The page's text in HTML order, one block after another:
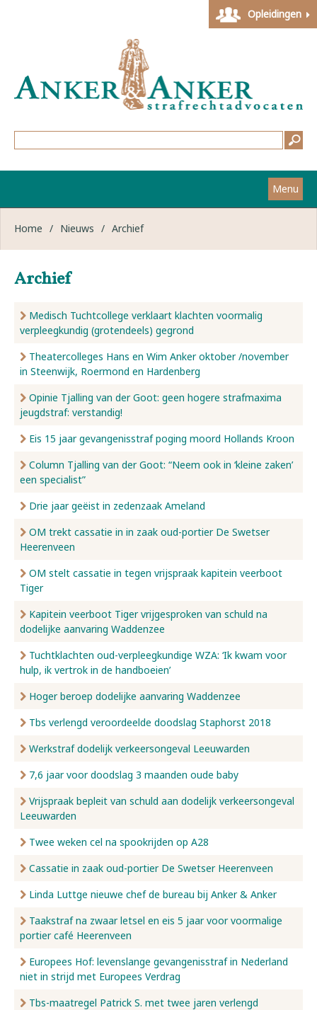
Opleidingen
Menu
Home
Strafzaken
Werkwijze
Nieuws
Over ons
Contact
Home / Nieuws / Archief
Archief
Medisch Tuchtcollege verklaart klachten voormalig
verpleegkundig (grotendeels) gegrond
Theatercolleges Hans en Wim Anker oktober /november
in Steenwijk, Roermond en Hardenberg
Opinie Tjalling van der Goot: geen hogere strafmaxima
jeugdstraf: verstandig!
Eis 15 jaar gevangenisstraf poging moord Hollands Kroon
Column Tjalling van der Goot: “Neem ook in ‘kleine zaken’
een specialist”
Drie jaar geëist in zedenzaak Ameland
OM trekt cassatie in in zaak oud-portier De Swetser
Heerenveen
OM stelt cassatie in tegen vrijspraak kapitein veerboot
Tiger
Kapitein veerboot Tiger vrijgesproken van schuld na
dodelijke aanvaring Waddenzee
Tuchtklachten oud-verpleegkundige WZA: ‘Ik kwam voor
hulp, ik vertrok in de handboeien’
Hoger beroep dodelijke aanvaring Waddenzee
Tbs verlengd veroordeelde doodslag Staphorst 2018
Werkstraf dodelijk verkeersongeval Leeuwarden
7,6 jaar voor doodslag 3 maanden oude baby
Vrijspraak bepleit van schuld aan dodelijk verkeersongeval
Leeuwarden
Twee weken cel na spookrijden op A28
Cassatie in zaak oud-portier De Swetser Heerenveen
Linda Luttge nieuwe chef de bureau bij Anker & Anker
Taakstraf na zwaar letsel en eis 5 jaar voor voormalige
portier café Heerenveen
Europees Hof: levenslange gevangenisstraf in Nederland
niet in strijd met Europees Verdrag
Tbs-maatregel Patrick S. met twee jaren verlengd